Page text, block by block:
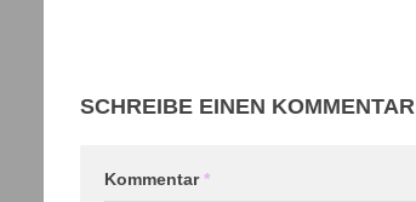
SCHREIBE EINEN KOMMENTAR
Kommentar*